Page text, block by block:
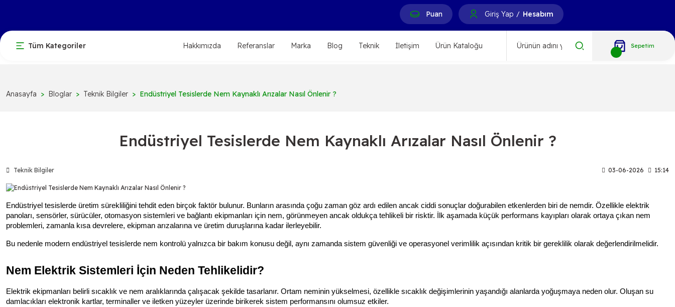
Puan Giriş Yap / Hesabım
Tüm Kategoriler Hakkımızda Referanslar Marka Blog Teknik İletişim Ürün Kataloğu Sepetim
Anasayfa Bloglar Teknik Bilgiler Endüstriyel Tesislerde Nem Kaynaklı Arızalar Nasıl Önlenir ?
Endüstriyel Tesislerde Nem Kaynaklı Arızalar Nasıl Önlenir ?
Teknik Bilgiler 03-06-2026 15:14
Endüstriyel tesislerde üretim sürekliliğini tehdit eden birçok faktör bulunur. Bunların arasında çoğu zaman göz ardı edilen ancak ciddi sonuçlar doğurabilen etkenlerden biri de nemdir. Özellikle elektrik
panoları, sensörler, sürücüler, otomasyon sistemleri ve bağlantı ekipmanları için nem, görünmeyen ancak oldukça tehlikeli bir risktir. İlk aşamada küçük performans kayıpları olarak ortaya çıkan nem
problemleri, zamanla kısa devrelere, ekipman arızalarına ve üretim duruşlarına kadar ilerleyebilir.
Bu nedenle modern endüstriyel tesislerde nem kontrolü yalnızca bir bakım konusu değil, aynı zamanda sistem güvenliği ve operasyonel verimlilik açısından kritik bir gereklilik olarak değerlendirilmelidir.
Nem Elektrik Sistemleri İçin Neden Tehlikelidir?
Elektrik ekipmanları belirli sıcaklık ve nem aralıklarında çalışacak şekilde tasarlanır. Ortam neminin yükselmesi, özellikle sıcaklık değişimlerinin yaşandığı alanlarda yoğuşmaya neden olur. Oluşan su
damlacıkları elektronik kartlar, terminaller ve iletken yüzeyler üzerinde birikerek sistem performansını olumsuz etkiler.